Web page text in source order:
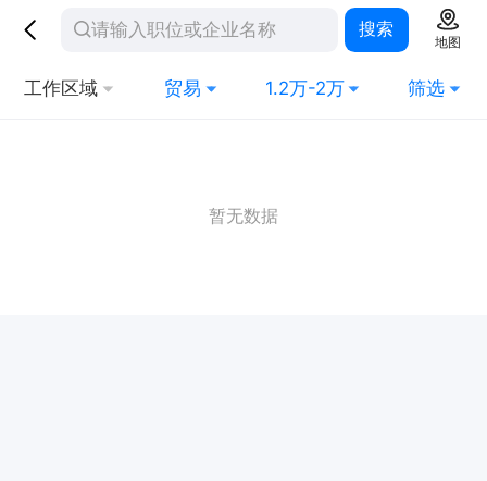
搜索
地图
工作区域 贸易 1.2万-2万 筛选
暂无数据